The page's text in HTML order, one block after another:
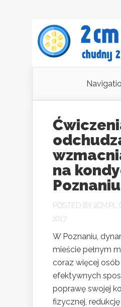
na
Poznaniu
POSTED BY 2CM.PL
2017
W Poznaniu,
mieście pełnym
coraz więcej
efektywnych
poprawę swojej
fizycznej,